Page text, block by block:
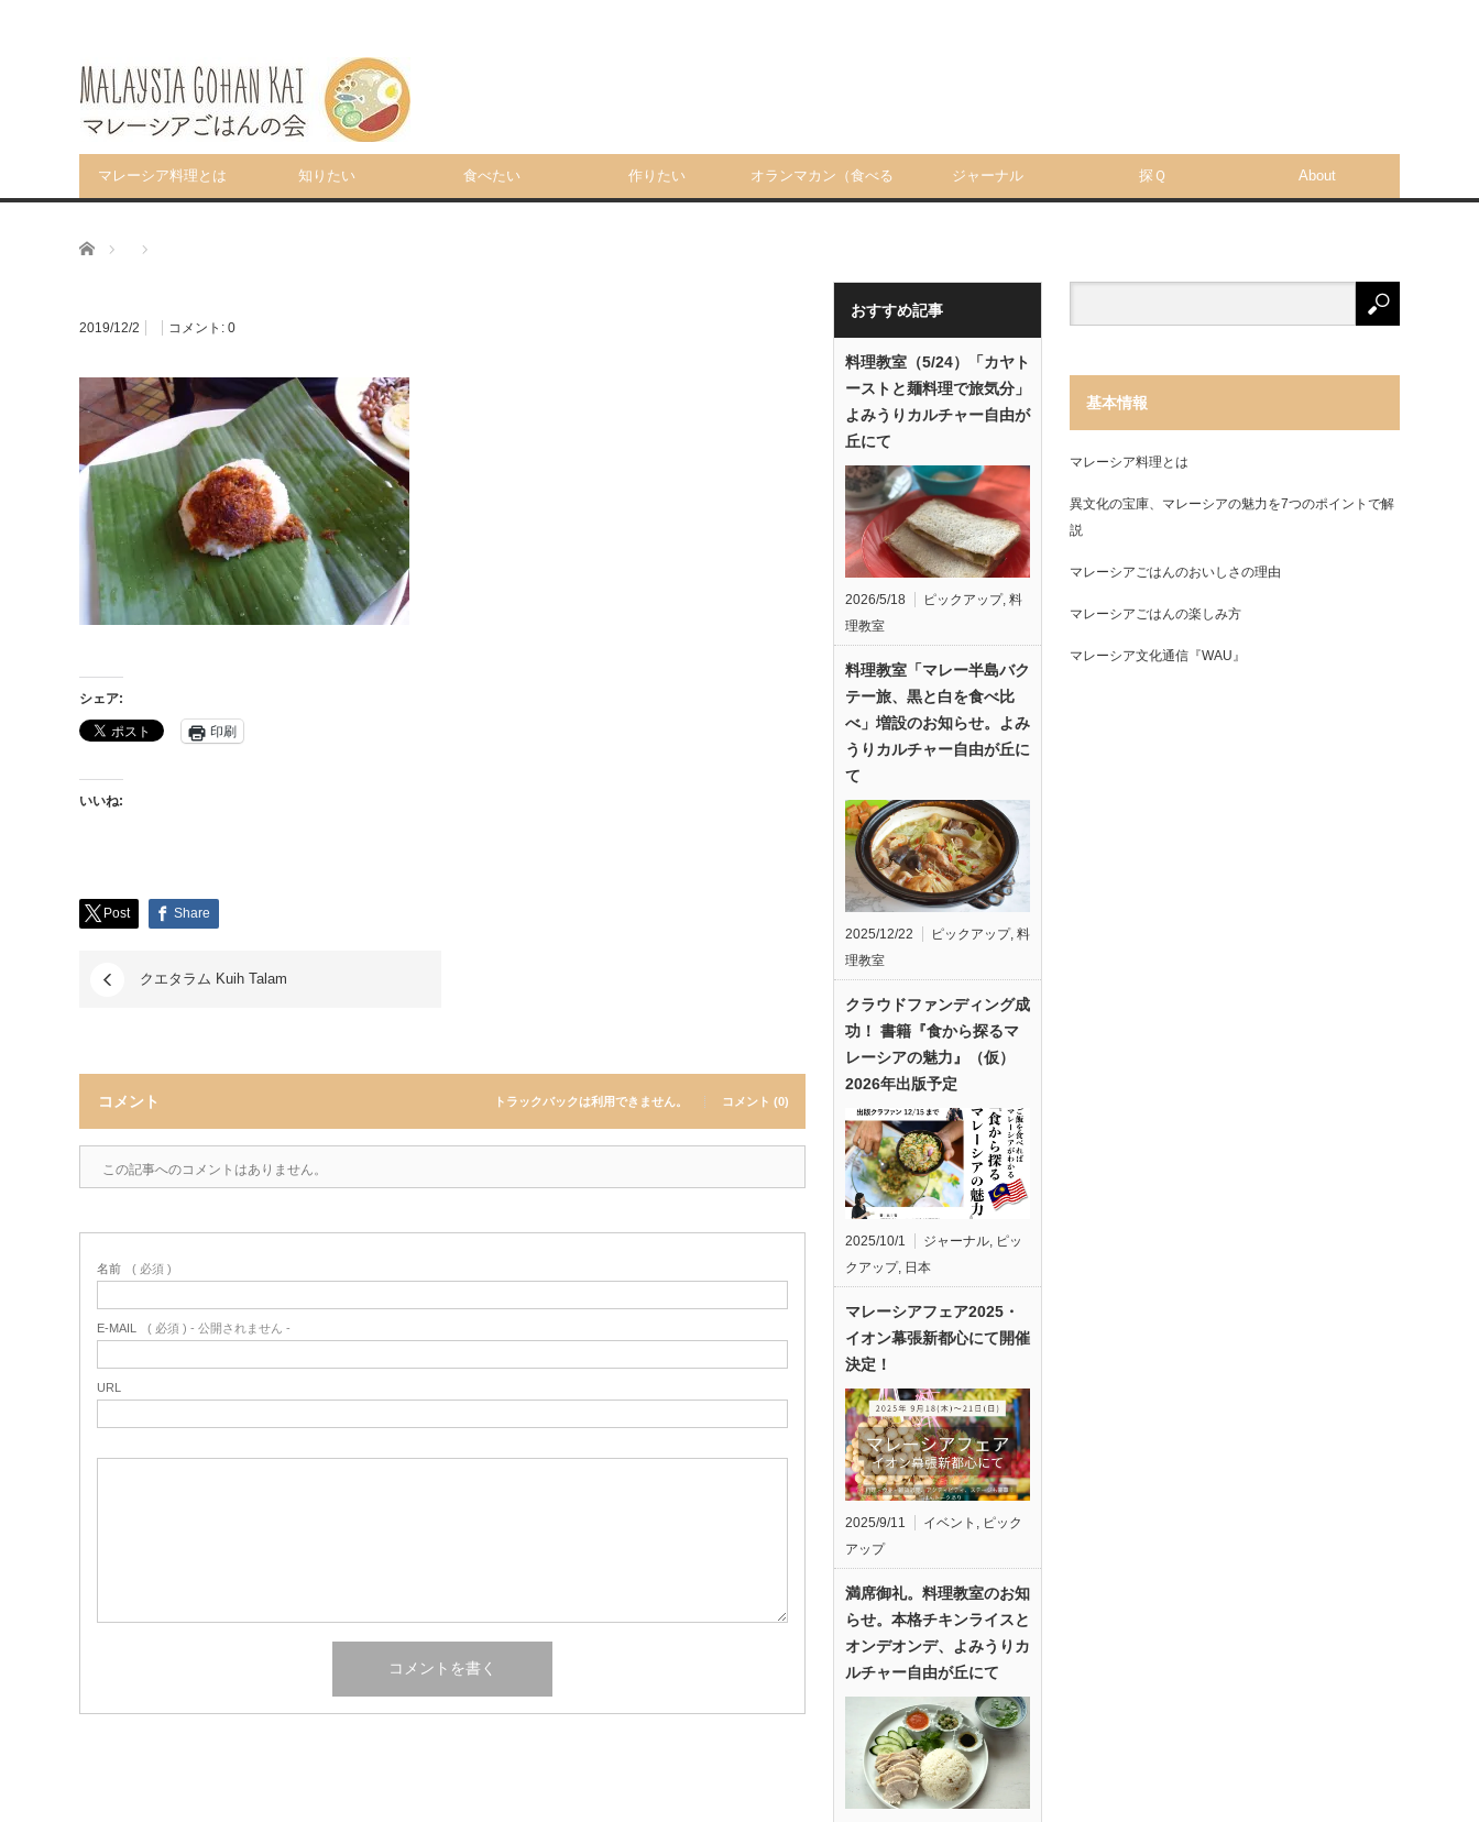
マレーシア料理とは 知りたい 食べたい 作りたい オランマカン（食べる ジャーナル 探Ｑ About
ホーム
2019/12/2 コメント: 0
シェア:
印刷
いいね:
Post Share
クエタラム Kuih Talam
コメント トラックバックは利用できません。 コメント (0)
この記事へのコメントはありません。
名前 ( 必須 )
E-MAIL ( 必須 ) - 公開されません -
URL
おすすめ記事
料理教室（5/24）「カヤト
ーストと麺料理で旅気分」
よみうりカルチャー自由が
丘にて
2026/5/18 ピックアップ, 料
理教室
料理教室「マレー半島バク
テー旅、黒と白を食べ比
べ」増設のお知らせ。よみ
うりカルチャー自由が丘に
て
2025/12/22 ピックアップ, 料
理教室
クラウドファンディング成
功！ 書籍『食から探るマ
レーシアの魅力』（仮）
2026年出版予定
2025/10/1 ジャーナル, ピッ
クアップ, 日本
マレーシアフェア2025・
イオン幕張新都心にて開催
決定！
2025/9/11 イベント , ピック
アップ
満席御礼。料理教室のお知
らせ。本格チキンライスと
オンデオンデ、よみうりカ
ルチャー自由が丘にて
基本情報
マレーシア料理とは
異文化の宝庫、マレーシアの魅力を7つのポイントで解
説
マレーシアごはんのおいしさの理由
マレーシアごはんの楽しみ方
マレーシア文化通信『WAU』